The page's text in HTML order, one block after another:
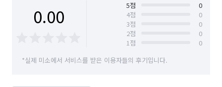
0.00 5점
0
4점
0
3점
0
2점
0
1점
0
*실제 미소에서 서비스를 받은 이용자들의 후기입니다.